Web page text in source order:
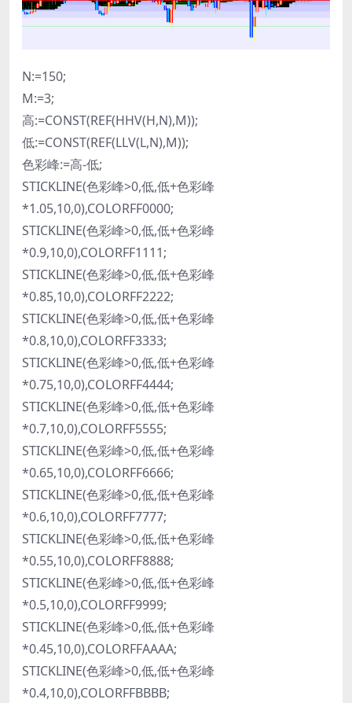
N:=150;
M:=3;
高:=CONST(REF(HHV(H,N),M));
低:=CONST(REF(LLV(L,N),M));
色彩峰:=高-低;
STICKLINE(色彩峰>0,低,低+色彩峰
*1.05,10,0),COLORFF0000;
STICKLINE(色彩峰>0,低,低+色彩峰
*0.9,10,0),COLORFF1111;
STICKLINE(色彩峰>0,低,低+色彩峰
*0.85,10,0),COLORFF2222;
STICKLINE(色彩峰>0,低,低+色彩峰
*0.8,10,0),COLORFF3333;
STICKLINE(色彩峰>0,低,低+色彩峰
*0.75,10,0),COLORFF4444;
STICKLINE(色彩峰>0,低,低+色彩峰
*0.7,10,0),COLORFF5555;
STICKLINE(色彩峰>0,低,低+色彩峰
*0.65,10,0),COLORFF6666;
STICKLINE(色彩峰>0,低,低+色彩峰
*0.6,10,0),COLORFF7777;
STICKLINE(色彩峰>0,低,低+色彩峰
*0.55,10,0),COLORFF8888;
STICKLINE(色彩峰>0,低,低+色彩峰
*0.5,10,0),COLORFF9999;
STICKLINE(色彩峰>0,低,低+色彩峰
*0.45,10,0),COLORFFAAAA;
STICKLINE(色彩峰>0,低,低+色彩峰
*0.4,10,0),COLORFFBBBB;